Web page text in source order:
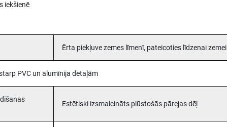
iekšienē
Ērta piekļuve zemes līmenī, pateicoties līdzenai zemei
PVC un alumīnija detaļām
Estētiski izsmalcināts plūstošās pārejas dēļ